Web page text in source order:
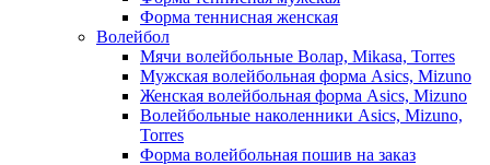
Форма теннисная женская
Волейбол
Мячи волейбольные Волар, Mikasa, Torres
Мужская волейбольная форма Asics, Mizuno
Женская волейбольная форма Asics, Mizuno
Волейбольные наколенники Asics, Mizuno,
Torres
Форма волейбольная пошив на заказ